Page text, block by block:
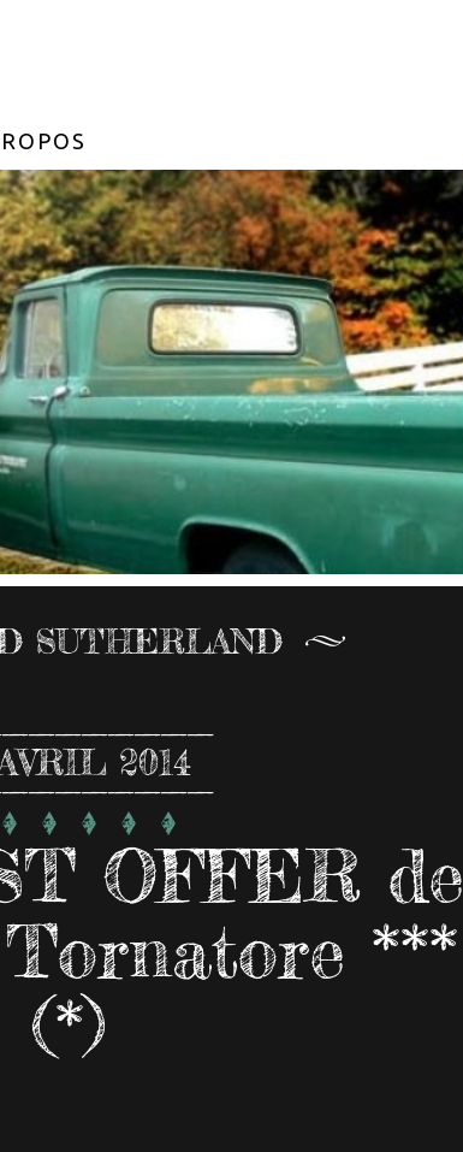
SUTHERLAND
2014
OFFER de
***
(*)